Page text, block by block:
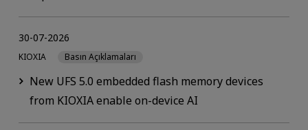
New UFS 5.0 embedded flash memory devices
from KIOXIA enable on-device AI
30-07-2026
KIOXIA Basın Açıklamaları